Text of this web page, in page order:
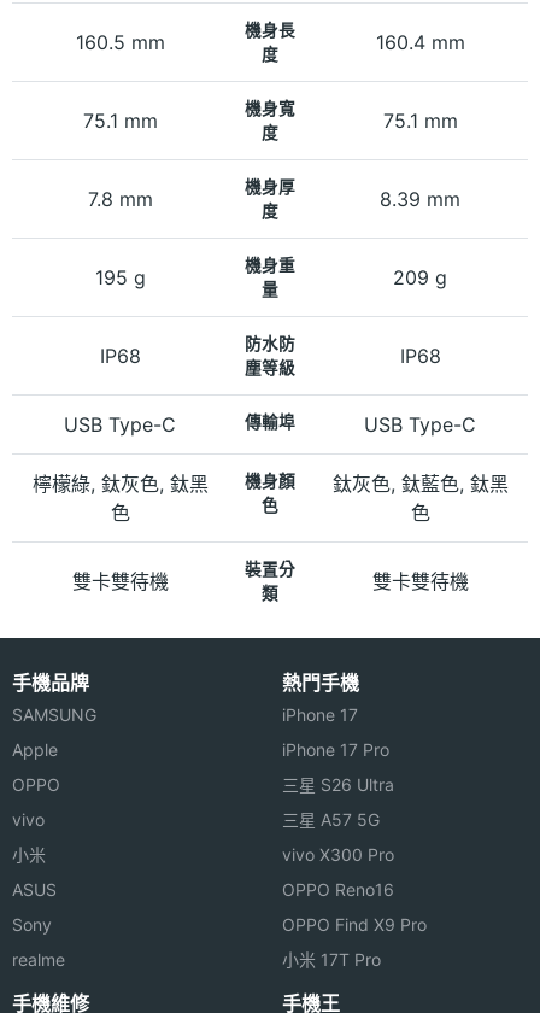
160.5 mm
機身長
度
160.4 mm
75.1 mm
機身寬
度
75.1 mm
7.8 mm
機身厚
度
8.39 mm
195 g
機身重
量
209 g
IP68
防水防
塵等級
IP68
USB Type-C 傳輸埠 USB Type-C
檸檬綠, 鈦灰色, 鈦黑
色
機身顏
色
鈦灰色, 鈦藍色, 鈦黑
色
雙卡雙待機
裝置分
類
雙卡雙待機
手機品牌
SAMSUNG
Apple
OPPO
vivo
小米
ASUS
Sony
realme
熱門手機
iPhone 17
iPhone 17 Pro
三星 S26 Ultra
三星 A57 5G
vivo X300 Pro
OPPO Reno16
OPPO Find X9 Pro
小米 17T Pro
手機維修 手機王